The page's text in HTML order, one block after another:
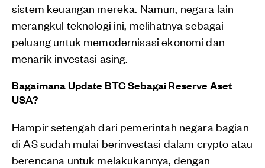
sistem keuangan mereka. Namun, negara lain
merangkul teknologi ini, melihatnya sebagai
peluang untuk memodernisasi ekonomi dan
menarik investasi asing.
Bagaimana Update BTC Sebagai Reserve Aset
USA?
Hampir setengah dari pemerintah negara bagian
di AS sudah mulai berinvestasi dalam crypto atau
berencana untuk melakukannya, dengan